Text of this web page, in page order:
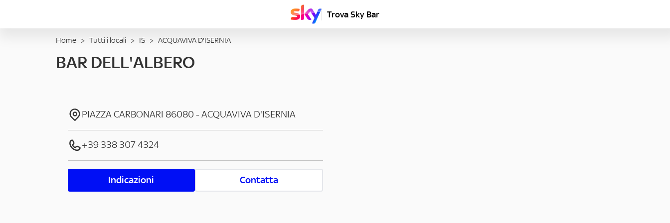
Trova Sky Bar
Home > Tutti i locali > IS > ACQUAVIVA D'ISERNIA
BAR DELL'ALBERO
PIAZZA CARBONARI 86080 -ACQUAVIVA D'ISERNIA
+39 338 307 4324
Indicazioni Contatta